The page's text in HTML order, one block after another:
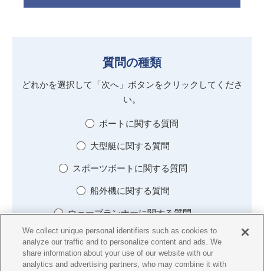
質問の種類
どれかを選択して「次へ」ボタンをクリックしてくださ
い。
ボートに関する質問
大型艇に関する質問
スポーツボートに関する質問
船外機に関する質問
ウェーブランナーに関する質問
レンタルに関する質問
部品・用品に関する質問
We collect unique personal identifiers such as cookies to
analyze our traffic and to personalize content and ads. We
share information about your use of our website with our
analytics and advertising partners, who may combine it with